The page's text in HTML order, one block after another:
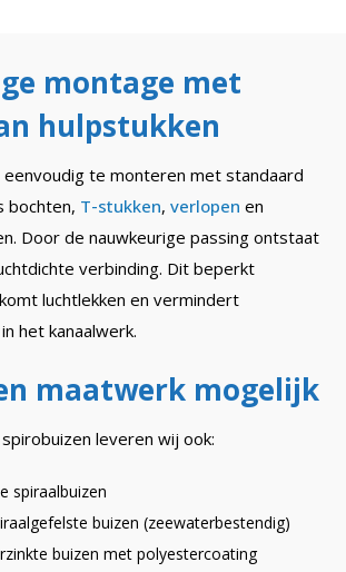
montage met
hulpstukken
eenvoudig te monteren met standaard
bochten, T-stukken, verlopen en
Door de nauwkeurige passing ontstaat
verbinding. Dit beperkt
luchtlekken en vermindert
het kanaalwerk.
maatwerk mogelijk
leveren wij ook:
spiraalbuizen
buizen (zeewaterbestendig)
buizen met polyestercoating